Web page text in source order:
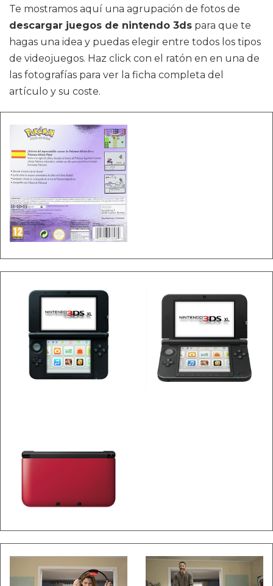
Te mostramos aquí una agrupación de fotos de
descargar juegos de nintendo 3ds para que te
hagas una idea y puedas elegir entre todos los tipos
de videojuegos. Haz click con el ratón en en una de
las fotografías para ver la ficha completa del
artículo y su coste.